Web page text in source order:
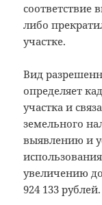
соответствие
либо
участке.
Вид
определяет
участка и
земельного
выявлению и
увеличению
924 133 рублей.